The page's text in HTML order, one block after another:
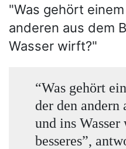
"Was gehört
anderen aus dem
Wasser wirft?"
“Was gehört
der den andern
und ins
besseres”,